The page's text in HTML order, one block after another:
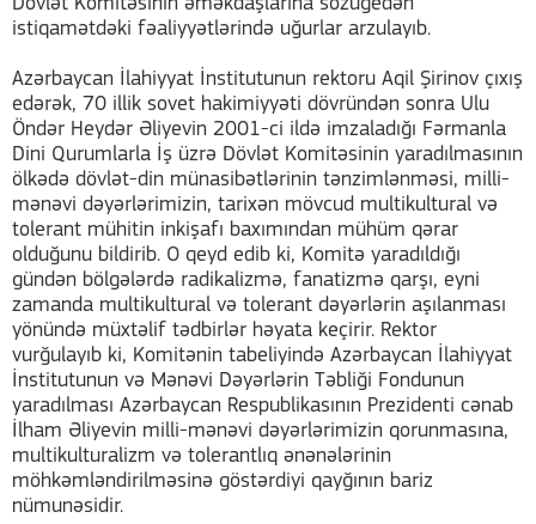
istiqamətdəki fəaliyyətlərində uğurlar arzulayıb.
Azərbaycan İlahiyyat İnstitutunun rektoru Aqil Şirinov çıxış
edərək, 70 illik sovet hakimiyyəti dövründən sonra Ulu
Öndər Heydər Əliyevin 2001-ci ildə imzaladığı Fərmanla
Dini Qurumlarla İş üzrə Dövlət Komitəsinin yaradılmasının
ölkədə dövlət-din münasibətlərinin tənzimlənməsi, milli-
mənəvi dəyərlərimizin, tarixən mövcud multikultural və
tolerant mühitin inkişafı baxımından mühüm qərar
olduğunu bildirib. O qeyd edib ki, Komitə yaradıldığı
gündən bölgələrdə radikalizmə, fanatizmə qarşı, eyni
zamanda multikultural və tolerant dəyərlərin aşılanması
yönündə müxtəlif tədbirlər həyata keçirir. Rektor
vurğulayıb ki, Komitənin tabeliyində Azərbaycan İlahiyyat
İnstitutunun və Mənəvi Dəyərlərin Təbliği Fondunun
yaradılması Azərbaycan Respublikasının Prezidenti cənab
İlham Əliyevin milli-mənəvi dəyərlərimizin qorunmasına,
multikulturalizm və tolerantlıq ənənələrinin
möhkəmləndirilməsinə göstərdiyi qayğının bariz
nümunəsidir.